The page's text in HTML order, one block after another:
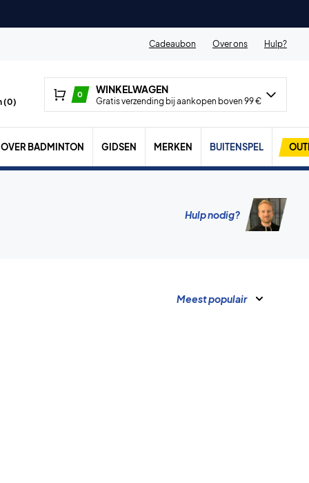
Cadeaubon
Over ons Hulp?
(0)
0 WINKELWAGEN
Gratis verzending bij aankopen boven 99 €
OVER BADMINTON GIDSEN MERKEN BUITENSPEL
Hulp nodig?
Meest populair